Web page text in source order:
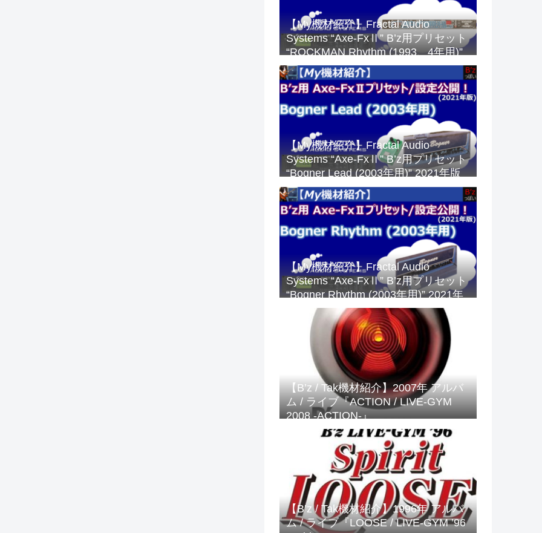
【My機材紹介】Fractal Audio
Systems “Axe-FxⅡ” B’z用プリセット
“ROCKMAN Rhythm (1993、4年用)”
2023年版
【My機材紹介】Fractal Audio
Systems “Axe-FxⅡ” B’z用プリセット
“Bogner Lead (2003年用)” 2021年版
【My機材紹介】Fractal Audio
Systems “Axe-FxⅡ” B’z用プリセット
“Bogner Rhythm (2003年用)” 2021年
【B’z / Tak機材紹介】2007年 アルバ
ム / ライブ『ACTION / LIVE-GYM
2008 -ACTION-』
【B’z / Tak機材紹介】1996年 アルバ
ム / ライブ『LOOSE / LIVE-GYM ’96